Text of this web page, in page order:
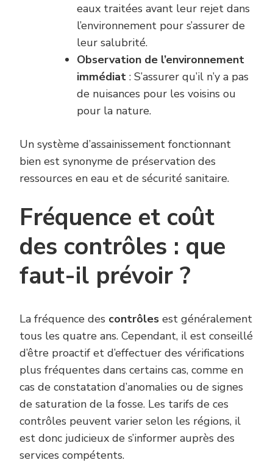
eaux traitées avant leur rejet dans
l’environnement pour s’assurer de
leur salubrité.
Observation de l’environnement
immédiat : S’assurer qu’il n’y a pas
de nuisances pour les voisins ou
pour la nature.
Un système d’assainissement fonctionnant
bien est synonyme de préservation des
ressources en eau et de sécurité sanitaire.
Fréquence et coût
des contrôles : que
faut-il prévoir ?
La fréquence des contrôles est généralement
tous les quatre ans. Cependant, il est conseillé
d’être proactif et d’effectuer des vérifications
plus fréquentes dans certains cas, comme en
cas de constatation d’anomalies ou de signes
de saturation de la fosse. Les tarifs de ces
contrôles peuvent varier selon les régions, il
est donc judicieux de s’informer auprès des
services compétents.